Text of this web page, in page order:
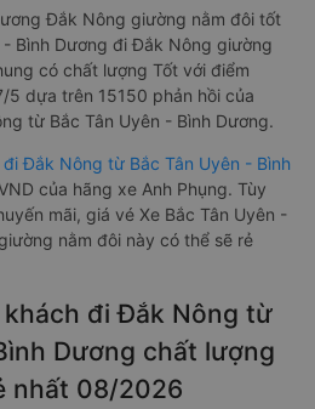
Đắk Nông giường nằm đôi tốt
Bình Dương đi Đắk Nông giường
có chất lượng Tốt với điểm
dựa trên 15150 phản hồi của
từ Bắc Tân Uyên - Bình Dương.
Đắk Nông từ Bắc Tân Uyên - Bình
của hãng xe Anh Phụng. Tùy
mãi, giá vé Xe Bắc Tân Uyên -
nằm đôi này có thể sẽ rẻ
khách đi Đắk Nông từ
Dương chất lượng
nhất 08/2026